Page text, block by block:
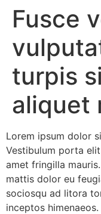
Fusce
turpis
aliquet
Lorem ipsum dolor
Vestibulum porta
amet fringilla
mattis dolor eu
sociosqu ad litora
inceptos